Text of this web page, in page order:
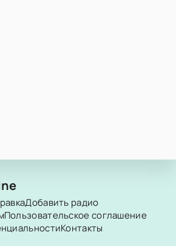
Добавить радио
Пользовательское соглашение
Контакты